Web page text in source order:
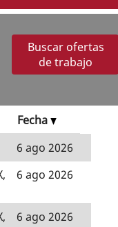
Fecha
6 ago 2026
6 ago 2026
6 ago 2026